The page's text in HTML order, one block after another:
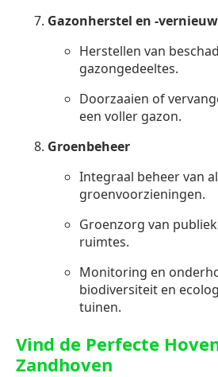
Gazonherstel en -
Herstellen van
gazongedeeltes.
Doorzaaien of
een voller gazon.
Groenbeheer
Integraal beheer van
groenvoorzieningen.
Groenzorg van
ruimtes.
Monitoring en
biodiversiteit en
tuinen.
Vind de Perfecte
Zandhoven